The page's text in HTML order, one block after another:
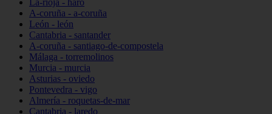
La-rioja - haro
A-coruña - a-coruña
León - león
Cantabria - santander
A-coruña - santiago-de-compostela
Málaga - torremolinos
Murcia - murcia
Asturias - oviedo
Pontevedra - vigo
Almería - roquetas-de-mar
Cantabria - laredo